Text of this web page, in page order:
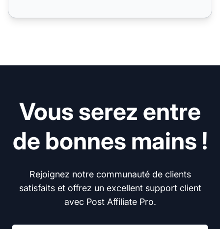
Vous serez entre
de bonnes mains !
Rejoignez notre communauté de clients
satisfaits et offrez un excellent support client
avec Post Affiliate Pro.